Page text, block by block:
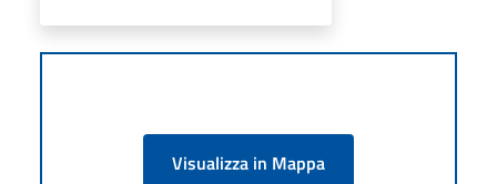
Visualizza in Mappa